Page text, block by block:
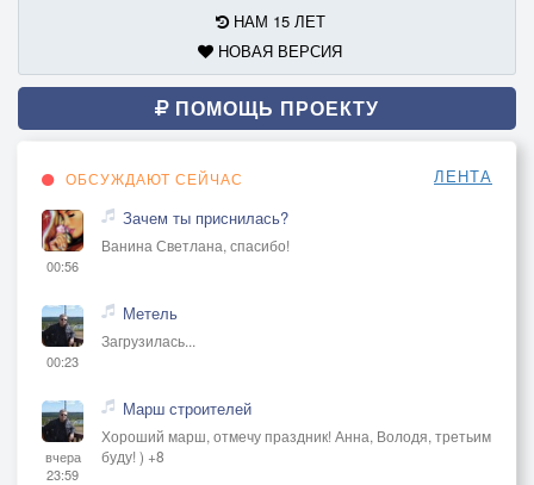
НАМ 15 ЛЕТ
НОВАЯ ВЕРСИЯ
ПОМОЩЬ ПРОЕКТУ
ОБСУЖДАЮТ СЕЙЧАС ЛЕНТА
00:56
Зачем ты приснилась?
Ванина Светлана, спасибо!
00:23
Метель
Загрузилась...
вчера
23:59
Марш строителей
Хороший марш, отмечу праздник! Анна, Володя, третьим
буду! ) +8